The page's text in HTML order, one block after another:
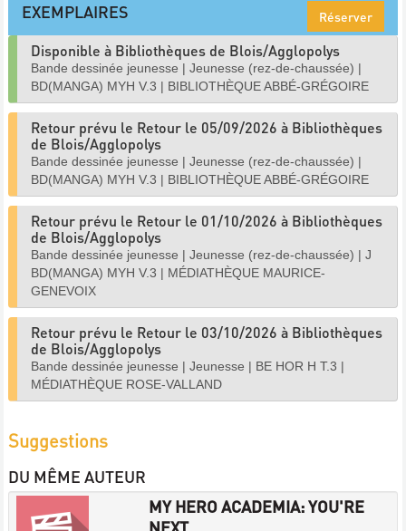
EXEMPLAIRES Réserver
Disponible à Bibliothèques de Blois/Agglopolys
Bande dessinée jeunesse | Jeunesse (rez-de-chaussée) |
BD(MANGA) MYH V.3 | BIBLIOTHÈQUE ABBÉ-GRÉGOIRE
Retour prévu le Retour le 05/09/2026 à Bibliothèques
de Blois/Agglopolys
Bande dessinée jeunesse | Jeunesse (rez-de-chaussée) |
BD(MANGA) MYH V.3 | BIBLIOTHÈQUE ABBÉ-GRÉGOIRE
Retour prévu le Retour le 01/10/2026 à Bibliothèques
de Blois/Agglopolys
Bande dessinée jeunesse | Jeunesse (rez-de-chaussée) | J
BD(MANGA) MYH V.3 | MÉDIATHÈQUE MAURICE-
GENEVOIX
Retour prévu le Retour le 03/10/2026 à Bibliothèques
de Blois/Agglopolys
Bande dessinée jeunesse | Jeunesse | BE HOR H T.3 |
MÉDIATHÈQUE ROSE-VALLAND
Suggestions
DU MÊME AUTEUR
MY HERO ACADEMIA: YOU'RE